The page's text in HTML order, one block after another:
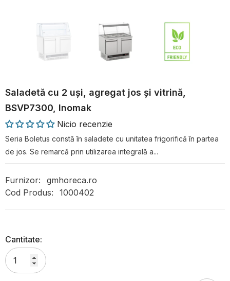
Saladetă cu 2 uși, agregat jos și vitrină,
BSVP7300, Inomak
Nicio recenzie
Seria Boletus constă în saladete cu unitatea frigorifică în partea
de jos. Se remarcă prin utilizarea integrală a...
Furnizor:
gmhoreca.ro
Cod Produs:
1000402
Cantitate: